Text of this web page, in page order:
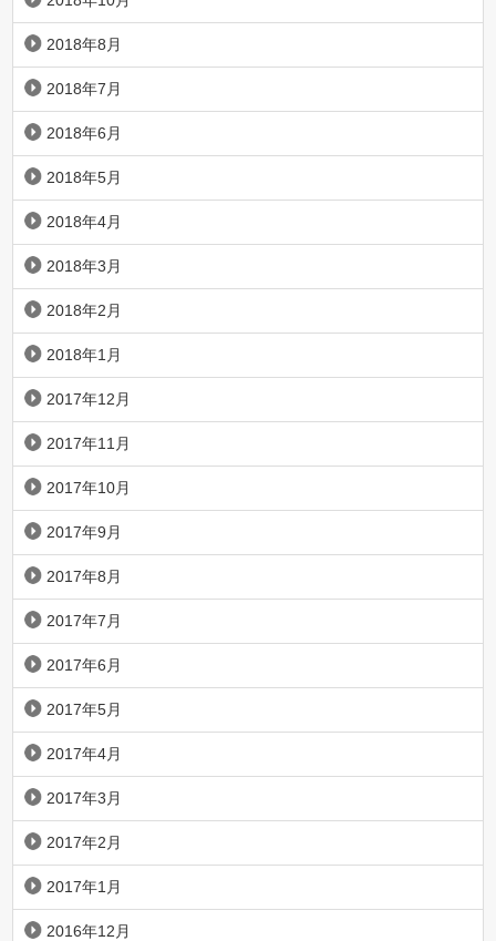
2018年8月
2018年7月
2018年6月
2018年5月
2018年4月
2018年3月
2018年2月
2018年1月
2017年12月
2017年11月
2017年10月
2017年9月
2017年8月
2017年7月
2017年6月
2017年5月
2017年4月
2017年3月
2017年2月
2017年1月
2016年12月